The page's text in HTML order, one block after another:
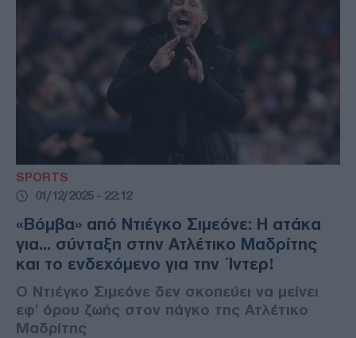
SPORTS
01/12/2025 - 22:12
«Βόμβα» από Ντιέγκο Σιμεόνε: Η ατάκα
για... σύνταξη στην Ατλέτικο Μαδρίτης
και το ενδεχόμενο για την Ίντερ!
Ο Ντιέγκο Σιμεόνε δεν σκοπεύει να μείνει
εφ' όρου ζωής στον πάγκο της Ατλέτικο
Μαδρίτης